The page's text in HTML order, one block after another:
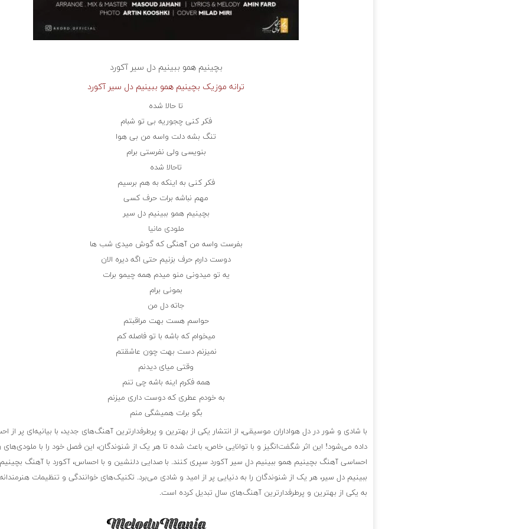
بچینیم همو ببینیم دل سیرآکورد
ترانه موزیک بچینیم همو ببینیم دل سیر آکورد
تا حالا شده
فکر کنی چجوریه بی تو شبام
تنگ بشه دلت واسه من بی هوا
بنویسی ولی نفرستی برام
تاحالا شده
فکر کنی به اینکه به هم برسیم
مهم نباشه برات حرف کسی
بچینیم همو ببینیم دل سیر
ملودی مانیا
بفرست واسه من آهنگی که گوش میدی شب ها
دوست دارم حرف بزنیم حتی اگه دیره الان
یه تو میدونی منو میدم همه چیمو برات
بمونی برام
جاته دل من
حواسم هست بهت مراقبتم
میخوام که باشه با تو فاصله کم
نمیزنم دست بهت چون عاشقتم
وقتی میای دیدنم
همه فکرم اینه باشه چی تنم
به خودم عطری که دوست داری میزنم
بگو برات همیشگی منم
با شادی و شور در دل هواداران موسیقی، از انتشار یکی از بهترین و پرطرفدارترین آهنگ‌های جدید، با بیانیه‌ای پر از
داده می‌شود! این اثر شگفت‌انگیز و با توانایی خاص، باعث شده تا هر یک از شنوندگان، این فصل خود را با
احساسی آهنگ بچینیم همو ببینیم دل سیر آکورد سپری کنند. با صدایی دلنشین و با احساس، آکورد با آهنگ
ببینیم دل سیر، هر یک از شنوندگان را به دنیایی پر از امید و شادی می‌برد. تکنیک‌های خوانندگی و تنظیمات هنرمندانه،
به یکی از بهترین و پرطرفدارترین آهنگ‌های سال تبدیل کرده است.